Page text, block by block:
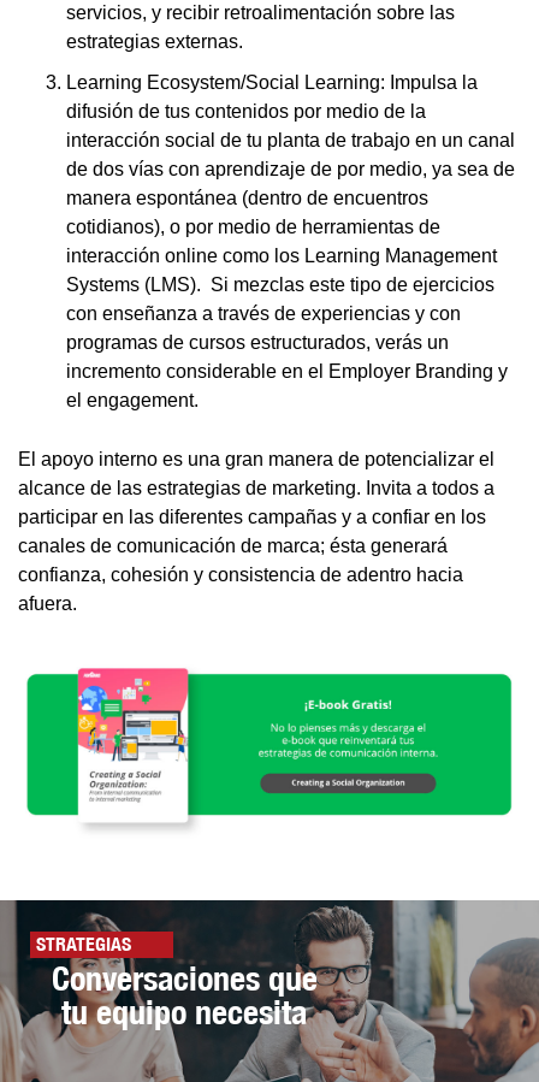
servicios, y recibir retroalimentación sobre las
estrategias externas.
Learning Ecosystem/Social Learning: Impulsa la
difusión de tus contenidos por medio de la
interacción social de tu planta de trabajo en un canal
de dos vías con aprendizaje de por medio, ya sea de
manera espontánea (dentro de encuentros
cotidianos), o por medio de herramientas de
interacción online como los Learning Management
Systems (LMS). Si mezclas este tipo de ejercicios
con enseñanza a través de experiencias y con
programas de cursos estructurados, verás un
incremento considerable en el Employer Branding y
el engagement.
El apoyo interno es una gran manera de potencializar el
alcance de las estrategias de marketing. Invita a todos a
participar en las diferentes campañas y a confiar en los
canales de comunicación de marca; ésta generará
confianza, cohesión y consistencia de adentro hacia
afuera.
STRATEGIAS
Conversaciones que
tu equipo necesita